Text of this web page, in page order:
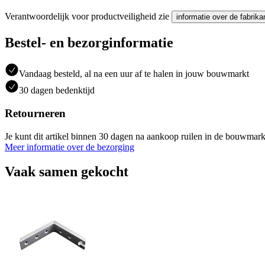
Verantwoordelijk voor productveiligheid zie informatie over de
Bestel- en bezorginformatie
Vandaag besteld, al na een uur af te halen in jouw bouwmarkt
30 dagen bedenktijd
Retourneren
Je kunt dit artikel binnen 30 dagen na aankoop ruilen in de
Meer informatie over de bezorging
Vaak samen gekocht